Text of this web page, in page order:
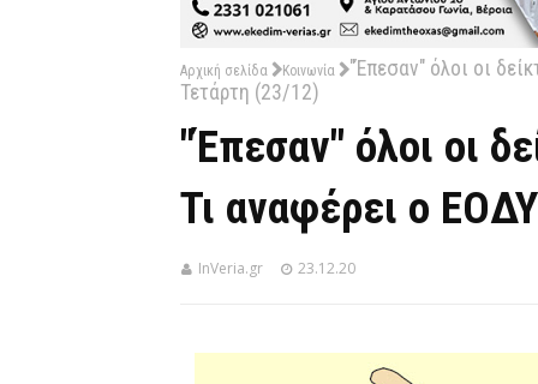
Αρχική σελίδα Κοινωνία
"Έπεσαν" όλοι οι
Τετάρτη (23/12)
"Έπεσαν" όλοι οι
Τι αναφέρει ο
InVeria.gr 23.12.20